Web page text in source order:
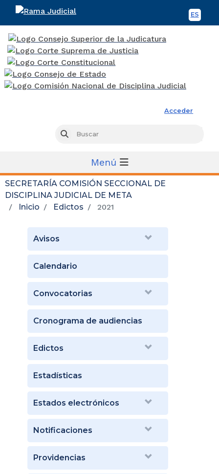
ES
Acceder
Buscar
Menú
SECRETARÍA COMISIÓN SECCIONAL DE
DISCIPLINA JUDICIAL DE META
Inicio
Edictos 2021
Avisos
Calendario
Convocatorias
Cronograma de audiencias
Edictos
Estadísticas
Estados electrónicos
Notificaciones
Providencias